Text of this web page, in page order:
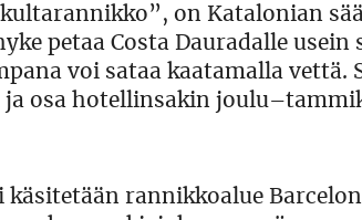
on Katalonian
petaa Costa Dauradalle
voi sataa kaatamalla
osa hotellinsakin
käsitetään rannikkoalue